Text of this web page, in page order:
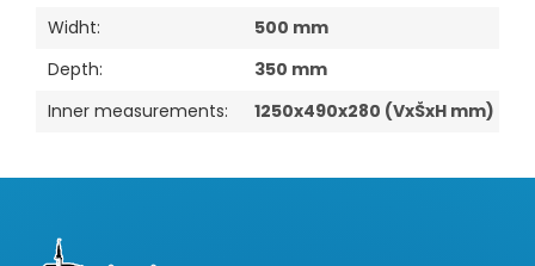
Widht:
500 mm
Depth:
350 mm
Inner measurements: 1250x490x280 (VxŠxH mm)